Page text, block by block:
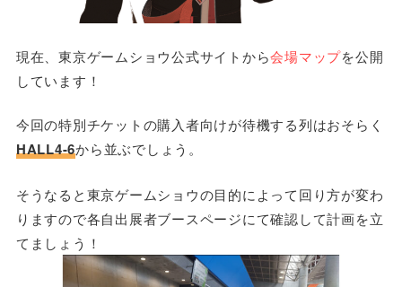
現在、東京ゲームショウ公式サイトから会場マップを公開
しています！
今回の特別チケットの購入者向けが待機する列はおそらく
HALL4-6から並ぶでしょう。
そうなると東京ゲームショウの目的によって回り方が変わ
りますので各自出展者ブースページにて確認して計画を立
てましょう！